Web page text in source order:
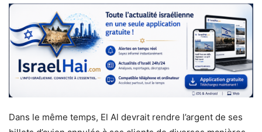
Dans le même temps, El Al devrait rendre l’argent de ses